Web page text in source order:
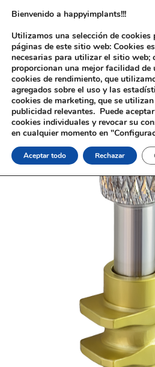
Inicio/Implantología/Aditamentos
Active®/ Tránsfer Nobel® Active®
Bienvenido a happyimplants!!!
Utilizamos una selección de cookies
páginas de este sitio web: Cookies
necesarias para utilizar el sitio web;
proporcionan una mejor facilidad
cookies de rendimiento, que
agregados sobre el uso y las
cookies de marketing, que se
publicidad relevantes. Puede
cookies individuales y revocar su
en cualquier momento en
Aceptar todo Rechazar